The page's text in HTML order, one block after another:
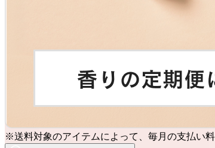
※送料対象のアイテムによって、毎月の支払い